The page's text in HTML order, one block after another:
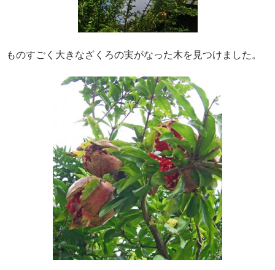
ものすごく大きなざくろの実がなった木を見つけました。